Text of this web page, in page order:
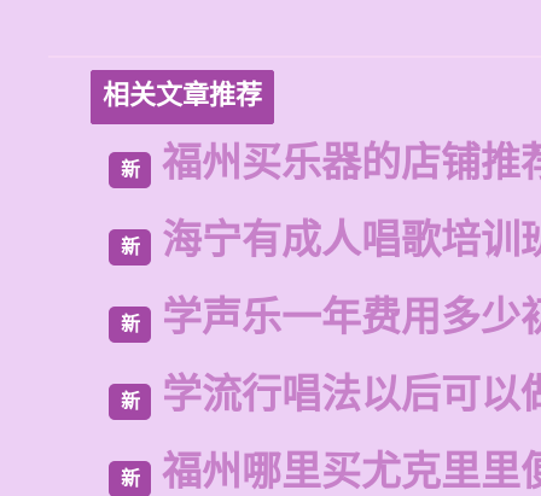
相关文章推荐
新 福州买乐器的店铺推
新 海宁有成人唱歌培训
新 学声乐一年费用多少
新 学流行唱法以后可以
新 福州哪里买尤克里里